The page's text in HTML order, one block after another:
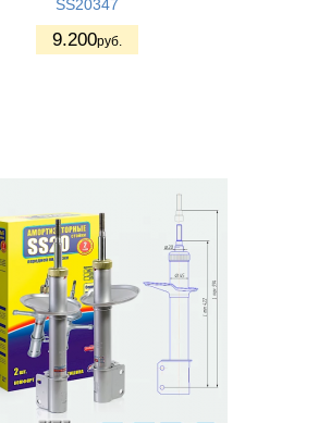
SS20347
9.200руб.